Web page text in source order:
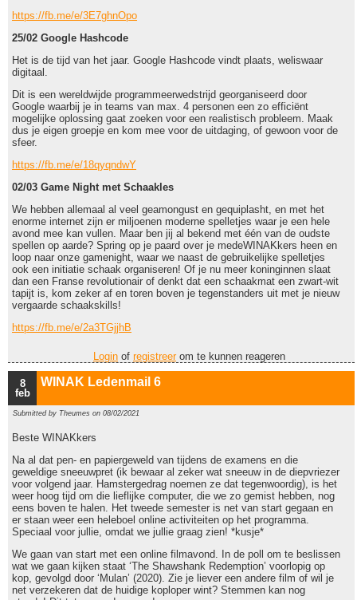
https://fb.me/e/3E7ghnOpo
25/02 Google Hashcode
Het is de tijd van het jaar. Google Hashcode vindt plaats, weliswaar
digitaal.
Dit is een wereldwijde programmeerwedstrijd georganiseerd door
Google waarbij je in teams van max. 4 personen een zo efficiënt
mogelijke oplossing gaat zoeken voor een realistisch probleem. Maak
dus je eigen groepje en kom mee voor de uitdaging, of gewoon voor de
sfeer.
https://fb.me/e/18qyqndwY
02/03 Game Night met Schaakles
We hebben allemaal al veel geamongust en gequiplasht, en met het
enorme internet zijn er miljoenen moderne spelletjes waar je een hele
avond mee kan vullen. Maar ben jij al bekend met één van de oudste
spellen op aarde? Spring op je paard over je medeWINAKkers heen en
loop naar onze gamenight, waar we naast de gebruikelijke spelletjes
ook een initiatie schaak organiseren! Of je nu meer koninginnen slaat
dan een Franse revolutionair of denkt dat een schaakmat een zwart-wit
tapijt is, kom zeker af en toren boven je tegenstanders uit met je nieuw
vergaarde schaakskills!
https://fb.me/e/2a3TGjjhB
Login of registreerom te kunnen reageren
8
feb
WINAK Ledenmail 6
Submitted by Theumes on 08/02/2021
Beste WINAKkers
Na al dat pen- en papiergeweld van tijdens de examens en die
geweldige sneeuwpret (ik bewaar al zeker wat sneeuw in de diepvriezer
voor volgend jaar. Hamstergedrag noemen ze dat tegenwoordig), is het
weer hoog tijd om die lieflijke computer, die we zo gemist hebben, nog
eens boven te halen. Het tweede semester is net van start gegaan en
er staan weer een heleboel online activiteiten op het programma.
Speciaal voor jullie, omdat we jullie graag zien! *kusje*
We gaan van start met een online filmavond. In de poll om te beslissen
wat we gaan kijken staat ‘The Shawshank Redemption’ voorlopig op
kop, gevolgd door ‘Mulan’ (2020). Zie je liever een andere film of wil je
net verzekeren dat de huidige koploper wint? Stemmen kan nog